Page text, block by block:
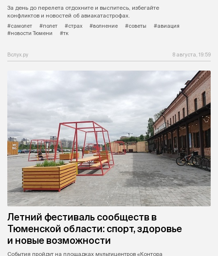
За день до перелета отдохните и выспитесь, избегайте
конфликтов и новостей об авиакатастрофах.
#самолет
#полет #страх #волнение #советы
#авиация
#новости Тюмени
#тк
Вслух.ру 8 августа, 19:59
Летний фестиваль сообществ в
Тюменской области: спорт, здоровье
и новые возможности
События пройдут на площадках мультицентров «Контора